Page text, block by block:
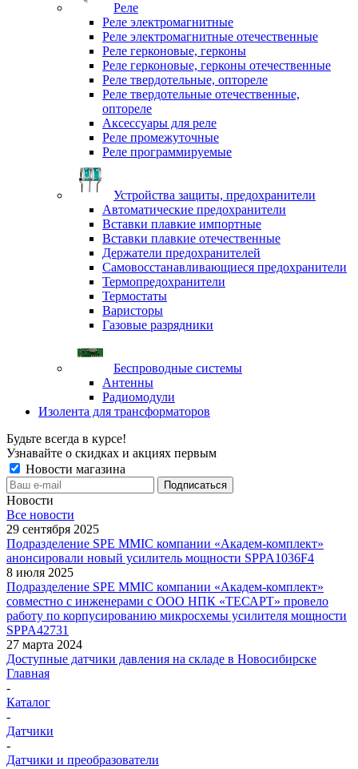
Реле
Реле электромагнитные
Реле электромагнитные отечественные
Реле герконовые, герконы
Реле герконовые, герконы отечественные
Реле твердотельные, оптореле
Реле твердотельные отечественные,
оптореле
Аксессуары для реле
Реле промежуточные
Реле программируемые
Устройства защиты, предохранители
Автоматические предохранители
Вставки плавкие импортные
Вставки плавкие отечественные
Держатели предохранителей
Самовосстанавливающиеся предохранители
Термопредохранители
Термостаты
Варисторы
Газовые разрядники
Беспроводные системы
Антенны
Радиомодули
Изолента для трансформаторов
Будьте всегда в курсе!
Узнавайте о скидках и акциях первым
Новости магазина
Новости
Все новости
29 сентября 2025
Подразделение SPE MMIC компании «Академ-комплект»
анонсировали новый усилитель мощности SPPA1036F4
8 июля 2025
Подразделение SPE MMIC компании «Академ-комплект»
совместно с инженерами с ООО НПК «ТЕСАРТ» провело
работу по корпусированию микросхемы усилителя мощности
SPPA42731
27 марта 2024
Доступные датчики давления на складе в Новосибирске
Главная
-
Каталог
-
Датчики
-
Датчики и преобразователи